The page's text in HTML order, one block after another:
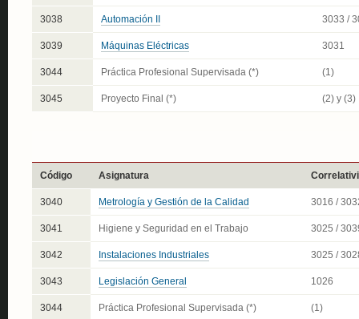
3038 Automación II 3033 /
3039 Máquinas Eléctricas 3031
3044 Práctica Profesional Supervisada (*) (1)
3045 Proyecto Final (*) (2) y (3)
Código Asignatura
3040 Metrología y Gestión de la Calidad 3016 /
3041 Higiene y Seguridad en el Trabajo 3025 /
3042 Instalaciones Industriales 3025 /
3043 Legislación General 1026
3044 Práctica Profesional Supervisada (*) (1)